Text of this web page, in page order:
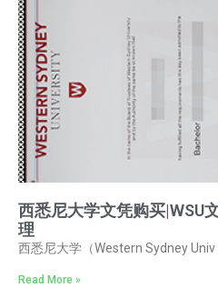
西悉尼大学文凭购买|WSU
理
西悉尼大学（Western Sydney Univ
Read More »